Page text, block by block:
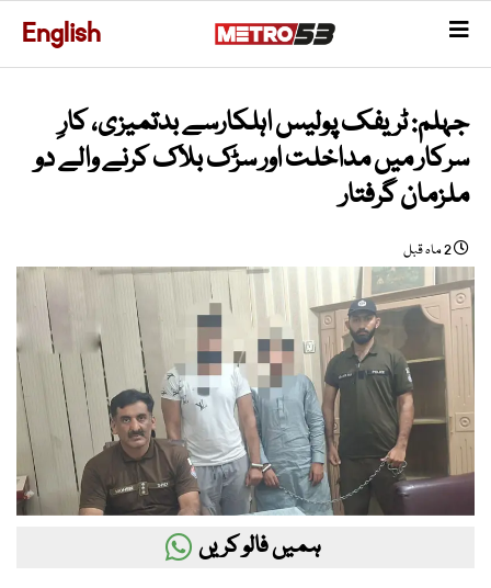
English
جہلم: ٹریفک پولیس اہلکارسے بدتمیزی، کارِ
سرکار میں مداخلت اور سڑک بلاک کرنے والے دو
ملزمان گرفتار
2 ماہ قبل
ہمیں فالو کریں